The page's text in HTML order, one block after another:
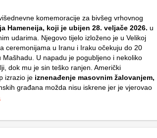
komemoracije za bivšeg vrhovnog
Hameneija, koji je ubijen 28. veljače 2026. u
udarima. Njegovo tijelo izloženo je u Velikoj
ceremonijama u Iranu i Iraku očekuju do 20
Mašhadu. U napadu je pogubljeno i nekoliko
dok mu je sin teško ranjen. Američki
izrazio je iznenađenje masovnim žalovanjem,
građana možda nisu iskrene jer je vjerovao